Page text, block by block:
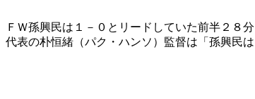
ＦＷ孫興民は１－０とリードしていた前半２８
代表の朴恒緒（パク・ハンソ）監督は「孫興民